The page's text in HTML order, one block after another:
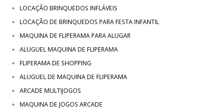
LOCAÇÃO BRINQUEDOS INFLÁVEIS
LOCAÇÃO DE BRINQUEDOS PARA FESTA INFANTIL
MAQUINA DE FLIPERAMA PARA ALUGAR
ALUGUEL MAQUINA DE FLIPERAMA
FLIPERAMA DE SHOPPING
ALUGUEL DE MAQUINA DE FLIPERAMA
ARCADE MULTIJOGOS
MAQUINA DE JOGOS ARCADE